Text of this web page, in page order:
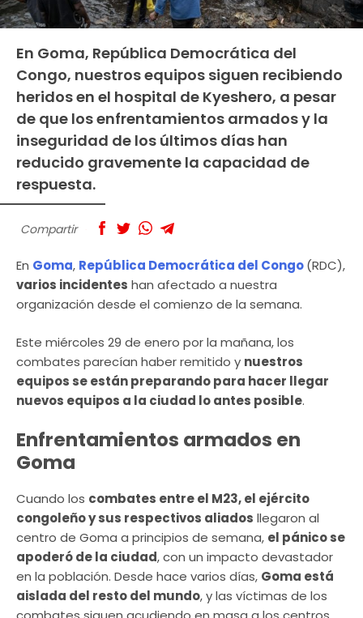
En Goma, República Democrática del
Congo, nuestros equipos siguen recibiendo
heridos en el hospital de Kyeshero, a pesar
de que los enfrentamientos armados y la
inseguridad de los últimos días han
reducido gravemente la capacidad de
respuesta.
Compartir
En Goma, República Democrática del Congo(RDC),
varios incidentes han afectado a nuestra
organización desde el comienzo de la semana.
Este miércoles 29 de enero por la mañana, los
combates parecían haber remitido y nuestros
equipos se están preparando para hacer llegar
nuevos equipos a la ciudad lo antes posible.
Enfrentamientos armados en
Goma
Cuando los combates entre el M23, el ejército
congoleño y sus respectivos aliados llegaron al
centro de Goma a principios de semana, el pánico se
apoderó de la ciudad, con un impacto devastador
en la población. Desde hace varios días, Goma está
aislada del resto del mundo, y las víctimas de los